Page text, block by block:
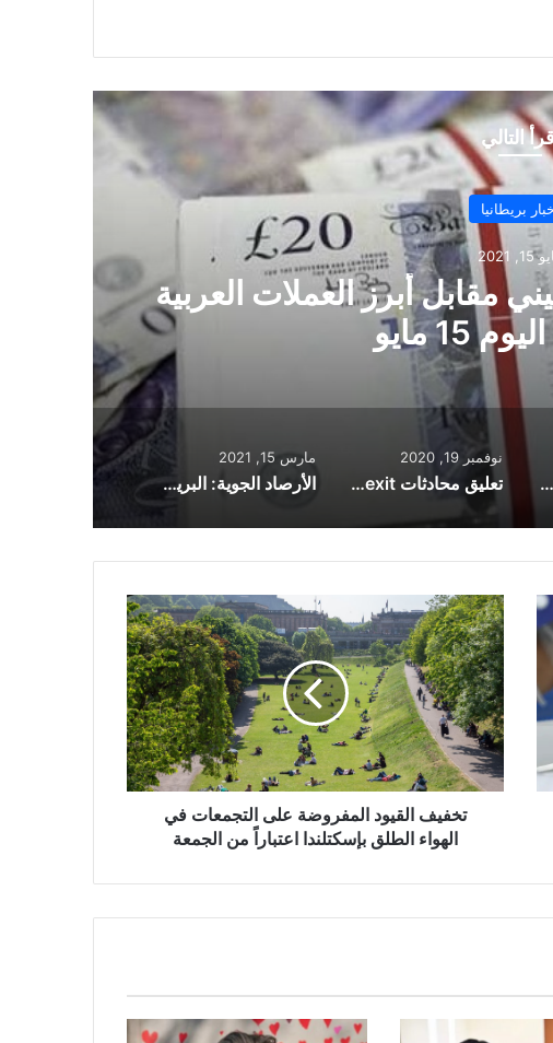
التالي
بفيروس
سعر صرف الجنيه الإسترليني مقابل أبرز العملات العربية والعالمية اليوم 15 مايو
نوفمبر 19, 2020
تعليق محادثات Brexit بسبب إصابة أحد الأعضاء بفيروس كورونا
مارس 15, 2021
الأرصاد الجوية: البريطانيون سيشهدون أجواءً شتوية وباردة حتى عيد الفصح
تخفيف
القيود
المفروضة
على
التجمعات
في
الهواء
الطلق
بإسكتلندا
تخفيف القيود المفروضة على التجمعات في
الهواء الطلق بإسكتلندا اعتباراً من الجمعة